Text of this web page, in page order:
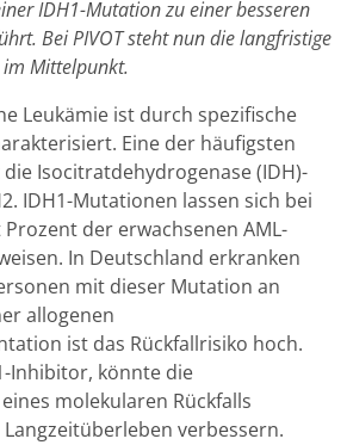
IDH1-Mutation zu einer besseren
Bei PIVOT steht nun die langfristige
Mittelpunkt.
Leukämie ist durch spezifische
Eine der häufigsten
Isocitratdehydrogenase (IDH)-
IDH1-Mutationen lassen sich bei
der erwachsenen AML-
In Deutschland erkranken
mit dieser Mutation an
allogenen
ist das Rückfallrisiko hoch.
Inhibitor, könnte die
molekularen Rückfalls
verbessern.